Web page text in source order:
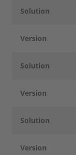
Solution
Version
Solution
Version
Solution
Version